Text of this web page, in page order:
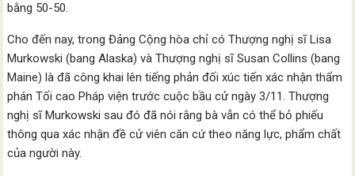
bằng 50-50.
Cho đến nay, trong Đảng Cộng hòa chỉ có Thượng nghị sĩ Lisa
Murkowski (bang Alaska) và Thượng nghị sĩ Susan Collins (bang
Maine) là đã công khai lên tiếng phản đối xúc tiến xác nhận thẩm
phán Tối cao Pháp viện trước cuộc bầu cử ngày 3/11. Thượng
nghị sĩ Murkowski sau đó đã nói rằng bà vẫn có thể bỏ phiếu
thông qua xác nhận đề cử viên căn cứ theo năng lực, phẩm chất
của người này.